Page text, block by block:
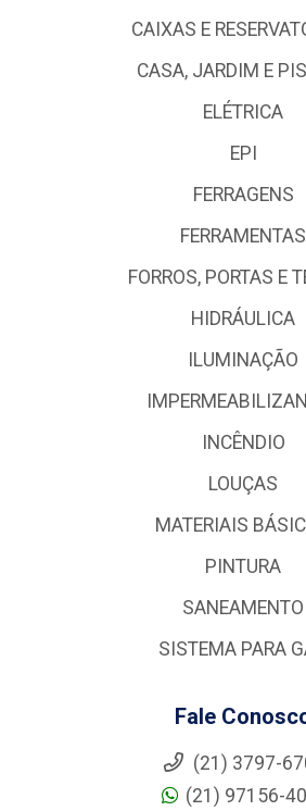
CAIXAS E
CASA, JARDIM E
ELÉTRICA
EPI
FERRAGENS
FERRAMENTAS
FORROS, PORTAS E
HIDRÁULICA
ILUMINAÇÃO
INCÊNDIO
LOUÇAS
MATERIAIS
PINTURA
SANEAMENTO
SISTEMA PARA
Fale
(21) 3797-
(21) 97156-